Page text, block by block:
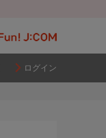
ログイン